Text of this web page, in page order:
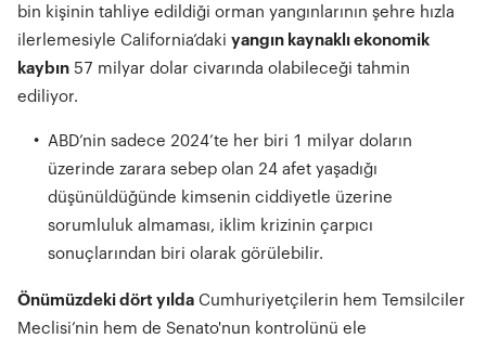
bin kişinin tahliye edildiği orman yangınlarının şehre hızla
ilerlemesiyle California’daki yangın kaynaklı ekonomik
kaybın 57 milyar dolar civarında olabileceği tahmin
ediliyor.
ABD’nin sadece 2024’te her biri 1 milyar doların
üzerinde zarara sebep olan 24 afet yaşadığı
düşünüldüğünde kimsenin ciddiyetle üzerine
sorumluluk almaması, iklim krizinin çarpıcı
sonuçlarından biri olarak görülebilir.
Önümüzdeki dört yılda Cumhuriyetçilerin hem Temsilciler
Meclisi’nin hem de Senato'nun kontrolünü ele